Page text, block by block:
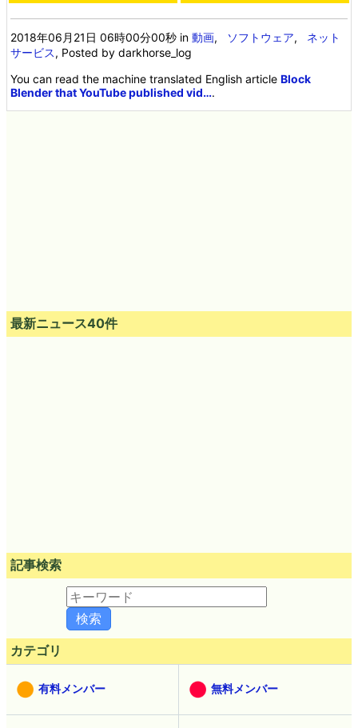
2018年06月21日 06時00分00秒 in動画, ソフトウェア, ネット
サービス, Posted by darkhorse_log
You can read the machine translated English articleBlock
Blender that YouTube published vid….
最新ニュース40件
記事検索
カテゴリ
有料メンバー 無料メンバー